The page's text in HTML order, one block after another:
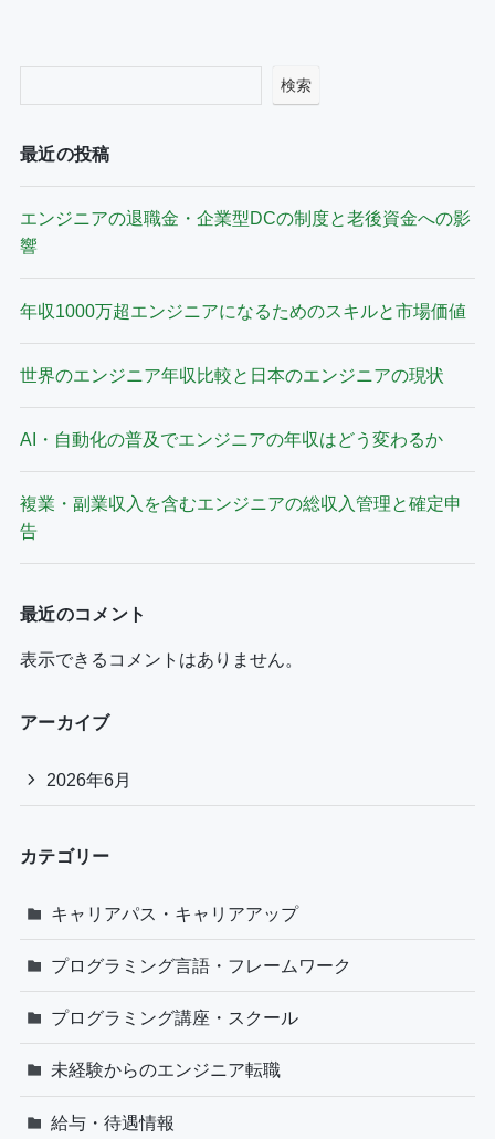
検索
最近の投稿
エンジニアの退職金・企業型DCの制度と老後資金への影
響
年収1000万超エンジニアになるためのスキルと市場価値
世界のエンジニア年収比較と日本のエンジニアの現状
AI・自動化の普及でエンジニアの年収はどう変わるか
複業・副業収入を含むエンジニアの総収入管理と確定申
告
最近のコメント
表示できるコメントはありません。
アーカイブ
2026年6月
カテゴリー
キャリアパス・キャリアアップ
プログラミング言語・フレームワーク
プログラミング講座・スクール
未経験からのエンジニア転職
給与・待遇情報